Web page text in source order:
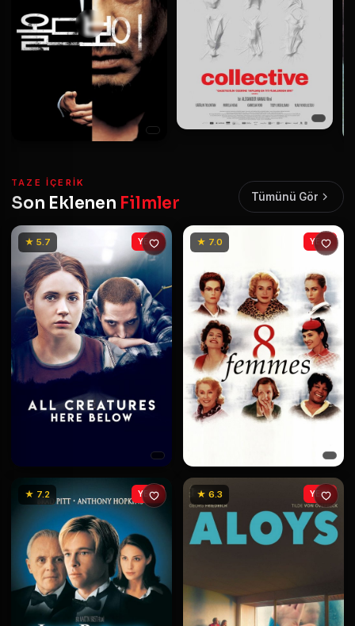
TAZE IÇERIK
Son Eklenen Filmler Tümünü Gör
★ 5.7 YENİ ★ 7.0 YENİ
★ 7.2 YENİ ★ 6.3 YENİ